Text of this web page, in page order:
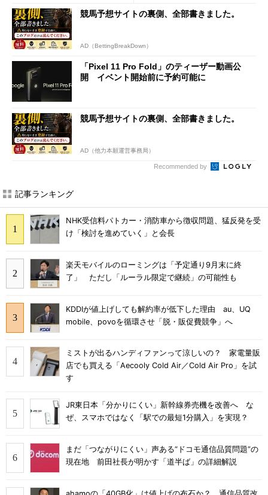
競馬予想サイトの裏側、全部書きました。
AD（BettingBreakDown）
「Pixel 11 Pro Fold」のティーザー動画公
開 イベント開始前に予約可能に
競馬予想サイトの裏側、全部書きました。
AD（他力本願運営事務局）
Recommended by
記事ランキング
NHK受信料パトカー・消防車から徴収問題、猛反発を受
け「検討を進めていく」と会長
楽天モバイルのローミングは「予定通り9月末に終
了」 ただし「ルーラル限定で継続」の可能性も
KDDIが値上げしても解約率が低下した理由 au、UQ
mobile、povoを循環させ「脱・販促費競争」へ
ミストが出るハンディファンって涼しいの？ 家電量販
店でも買える「Aecooly Cold Air／Cold Air Pro」を試
す
JR東日本「分かりにくい」新幹線券売機を改善へ な
ぜ、スマホではなく「駅での最短1分購入」を実現？
まだ「つながりにくい」声ある“ドコモ通信品質問題”の
現在地 前田社長が明かす「道半ば」の詳細解説